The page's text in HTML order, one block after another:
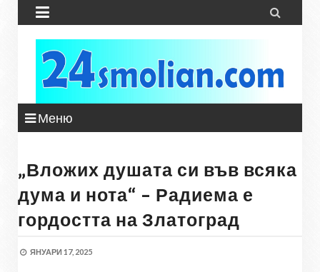
 
Меню
„Вложих душата си във всяка
дума и нота“ – Радиема е
гордостта на Златоград
ЯНУАРИ 17, 2025